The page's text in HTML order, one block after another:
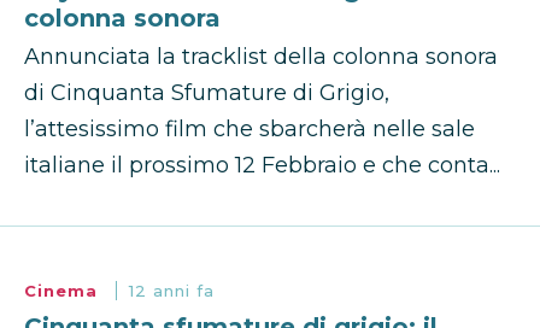
colonna sonora
Annunciata la tracklist della colonna sonora
di Cinquanta Sfumature di Grigio,
l’attesissimo film che sbarcherà nelle sale
italiane il prossimo 12 Febbraio e che conta...
Cinema 12 anni fa